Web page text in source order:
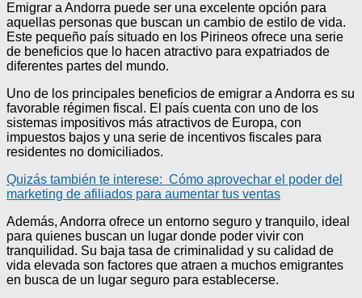
Emigrar a Andorra puede ser una excelente opción para
aquellas personas que buscan un cambio de estilo de vida.
Este pequeño país situado en los Pirineos ofrece una serie
de beneficios que lo hacen atractivo para expatriados de
diferentes partes del mundo.
Uno de los principales beneficios de emigrar a Andorra es su
favorable régimen fiscal. El país cuenta con uno de los
sistemas impositivos más atractivos de Europa, con
impuestos bajos y una serie de incentivos fiscales para
residentes no domiciliados.
Quizás también te interese: Cómo aprovechar el poder del
marketing de afiliados para aumentar tus ventas
Además, Andorra ofrece un entorno seguro y tranquilo, ideal
para quienes buscan un lugar donde poder vivir con
tranquilidad. Su baja tasa de criminalidad y su calidad de
vida elevada son factores que atraen a muchos emigrantes
en busca de un lugar seguro para establecerse.